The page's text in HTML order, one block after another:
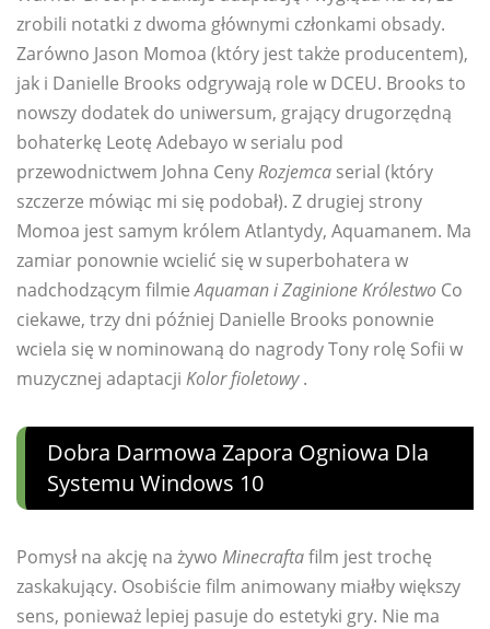
zrobili notatki z dwoma głównymi członkami obsady.
Zarówno Jason Momoa (który jest także producentem),
jak i Danielle Brooks odgrywają role w DCEU. Brooks to
nowszy dodatek do uniwersum, grający drugorzędną
bohaterkę Leotę Adebayo w serialu pod
przewodnictwem Johna CenyRozjemca serial (który
szczerze mówiąc mi się podobał). Z drugiej strony
Momoa jest samym królem Atlantydy, Aquamanem. Ma
zamiar ponownie wcielić się w superbohatera w
nadchodzącym filmieAquaman i Zaginione Królestwo Co
ciekawe, trzy dni później Danielle Brooks ponownie
wciela się w nominowaną do nagrody Tony rolę Sofii w
muzycznej adaptacji Kolor fioletowy.
Dobra Darmowa Zapora Ogniowa Dla
Systemu Windows 10
Pomysł na akcję na żywo Minecraftafilm jest trochę
zaskakujący. Osobiście film animowany miałby większy
sens, ponieważ lepiej pasuje do estetyki gry. Nie ma